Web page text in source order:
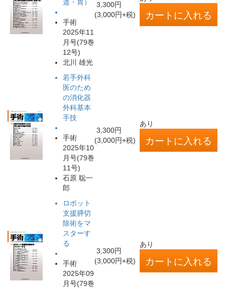
道・胃）
手術
2025年11
月号(79巻
12号)
北川 雄光
3,300円
(3,000円+税)
若手外科
医のため
の消化器
外科基本
手技
手術
2025年10
月号(79巻
11号)
石原 聡一
郎
3,300円
(3,000円+税)
あり
ロボット
支援膵切
除術をマ
スターす
る
手術
2025年09
月号(79巻
3,300円
(3,000円+税)
あり